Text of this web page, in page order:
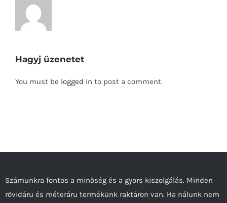
Hagyj üzenetet
You must be logged in to post a comment.
Számunkra fontos a minőség és a gyors kiszolgálás. Minden
rövidáru és méteráru termékünk raktáron van. Ha nálunk nem